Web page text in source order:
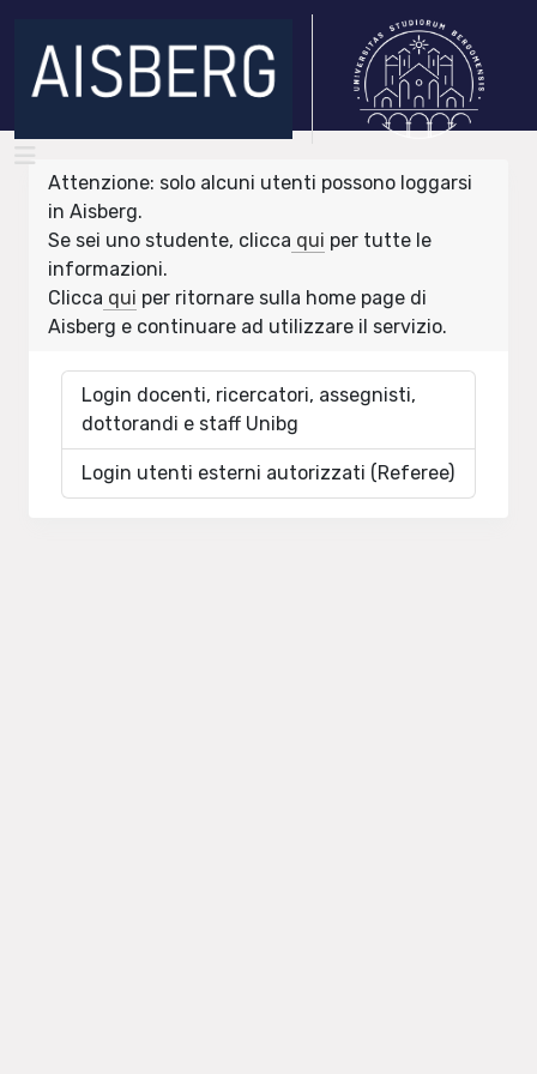
Attenzione: solo alcuni utenti possono loggarsi
in Aisberg.
Se sei uno studente, clicca qui per tutte le
informazioni.
Clicca qui per ritornare sulla home page di
Aisberg e continuare ad utilizzare il servizio.
Login docenti, ricercatori, assegnisti,
dottorandi e staff Unibg
Login utenti esterni autorizzati (Referee)